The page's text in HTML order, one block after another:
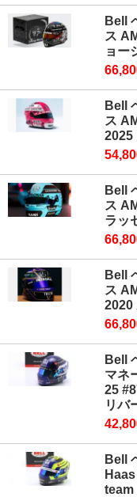
Bell
ス
ョー
Bell
ス
2025
Bell
ス
ラッ
Bell
ス
2020
Bell
マネ
25
リバ
Bell
team